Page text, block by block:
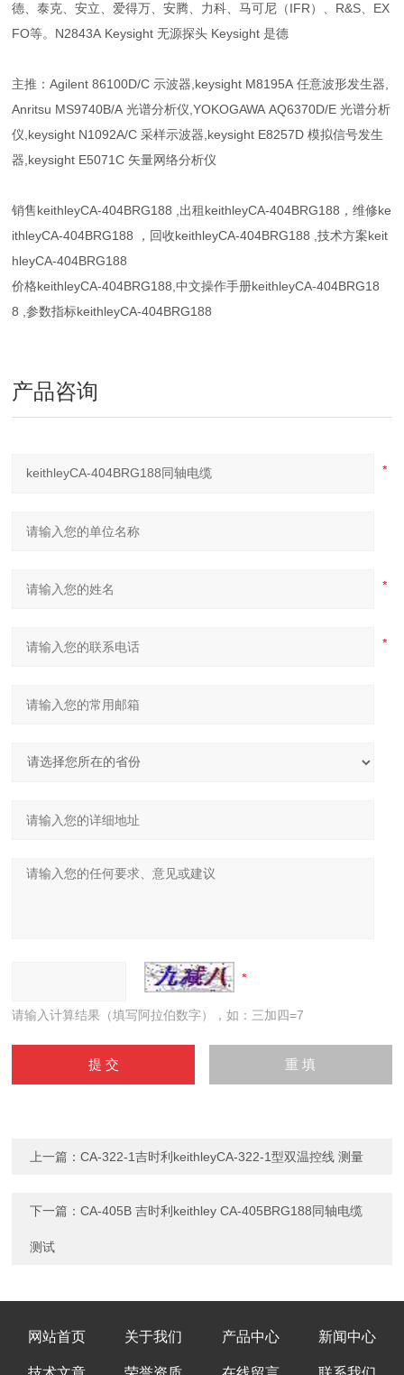
德、泰克、安立、爱得万、安腾、力科、马可尼（IFR）、R&S、EX
FO等。N2843A Keysight 无源探头 Keysight 是德
主推：Agilent 86100D/C 示波器,keysight M8195A 任意波形发生器,
Anritsu MS9740B/A 光谱分析仪,YOKOGAWA AQ6370D/E 光谱分析
仪,keysight N1092A/C 采样示波器,keysight E8257D 模拟信号发生
器,keysight E5071C 矢量网络分析仪
销售keithleyCA-404BRG188 ,出租keithleyCA-404BRG188 ，维修ke
ithleyCA-404BRG188 ，回收keithleyCA-404BRG188 ,技术方案keit
hleyCA-404BRG188
价格keithleyCA-404BRG188 ,中文操作手册keithleyCA-404BRG18
8 ,参数指标keithleyCA-404BRG188
产品咨询
请输入计算结果（填写阿拉伯数字），如：三加四=7
上一篇：CA-322-1吉时利keithleyCA-322-1型双温控线 测量
下一篇：CA-405B 吉时利keithley CA-405BRG188同轴电缆
测试
网站首页 关于我们 产品中心 新闻中心